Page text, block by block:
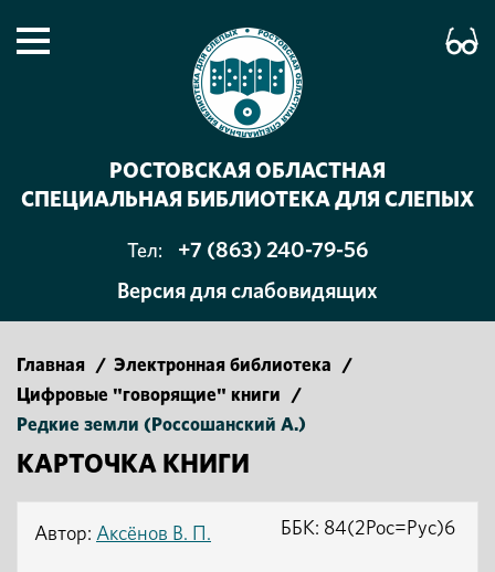
РОСТОВСКАЯ ОБЛАСТНАЯ
СПЕЦИАЛЬНАЯ БИБЛИОТЕКА ДЛЯ СЛЕПЫХ
Тел:
+7 (863) 240-79-56
Версия для слабовидящих
Главная / Электронная библиотека
/
Цифровые "говорящие" книги
/
Редкие земли (Россошанский А.)
КАРТОЧКА КНИГИ
Автор: Аксёнов В. П. ББК: 84(2Рос=Рус)6